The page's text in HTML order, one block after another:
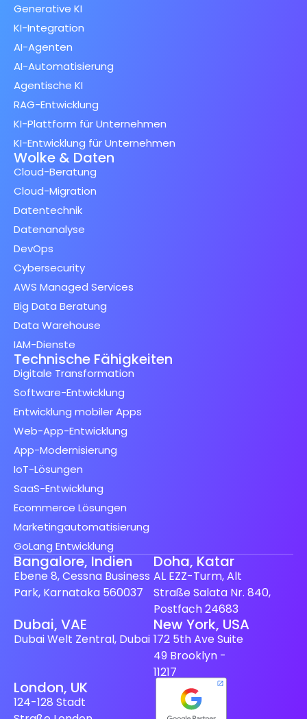
Generative KI
KI-Integration
AI-Agenten
AI-Automatisierung
Agentische KI
RAG-Entwicklung
KI-Plattform für Unternehmen
KI-Entwicklung für Unternehmen
Wolke & Daten
Cloud-Beratung
Cloud-Migration
Datentechnik
Datenanalyse
DevOps
Cybersecurity
AWS Managed Services
Big Data Beratung
Data Warehouse
IAM-Dienste
Technische Fähigkeiten
Digitale Transformation
Software-Entwicklung
Entwicklung mobiler Apps
Web-App-Entwicklung
App-Modernisierung
IoT-Lösungen
SaaS-Entwicklung
Ecommerce Lösungen
Marketingautomatisierung
GoLang Entwicklung
Bangalore, Indien
Ebene 8, Cessna Business
Park, Karnataka 560037
Doha, Katar
AL EZZ-Turm, Alt
Straße Salata Nr. 840,
Postfach 24683
Dubai, VAE
Dubai Welt Zentral, Dubai
New York, USA
172 5th Ave Suite
49 Brooklyn -
11217
London, UK
124-128 Stadt
Japanese
Dutch
Finnish
Spanish (Spain)